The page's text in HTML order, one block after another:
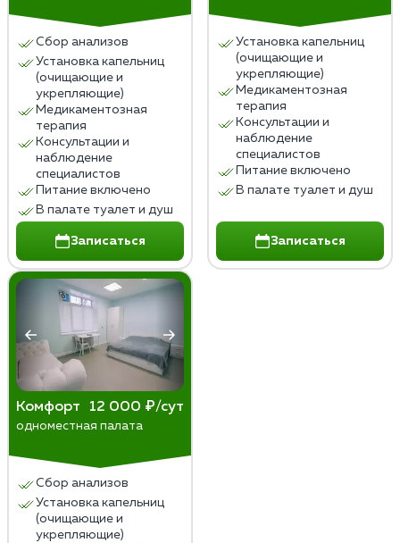
Сбор анализов
Установка капельниц
(очищающие и
укрепляющие)
Медикаментозная
терапия
Консультации и
наблюдение
специалистов
Питание включено
В палате туалет и душ
Записаться
Установка капельниц
(очищающие и
укрепляющие)
Медикаментозная
терапия
Консультации и
наблюдение
специалистов
Питание включено
В палате туалет и душ
Записаться
Комфорт 12 000 ₽/сут
одноместная палата
Сбор анализов
Установка капельниц
(очищающие и
укрепляющие)